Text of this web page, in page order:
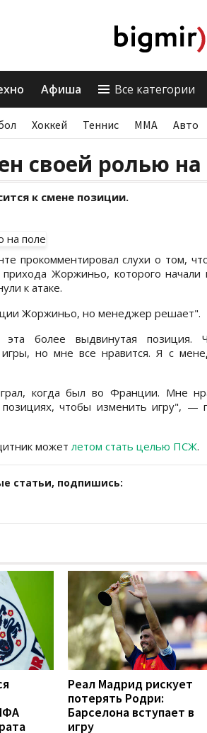
Афиша Все категории
Хоккей Теннис ММА Авто
своей ролью на
к смене позиции.
прокомментировал слухи о том,
Жоржиньо, которого начали
к атаке.
Жоржиньо, но менеджер решает".
более выдвинутая позиция.
игры, но мне все нравится. Я с
когда был во Франции. Мне
позициях, чтобы изменить игру", —
может летом стать целью ПСЖ.
статьи, подпишись:
Реал Мадрид рискует
потерять Родри:
Барселона вступает в
игру